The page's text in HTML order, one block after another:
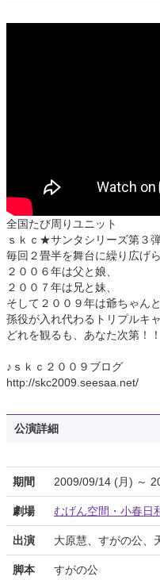
全国たび周りユニット
ｓｋｃ★サンタシリーズ第３弾
毎回２畳半を舞台に繰り広げ
２００６年は父と娘、
２００７年は兄と妹、
そして２００９年は爺ちゃんと
孫役が入れ代わるトリプルキ
どれを観るも、あなた次第！！
♪ｓｋｃ２００９ブログ
http://skc2009.seesaa.net/
公演詳細
期間 2009/09/14 (月) ～
劇場 むげん空間・小春日
出演 大原慧、すがの公、
脚本 すがの公